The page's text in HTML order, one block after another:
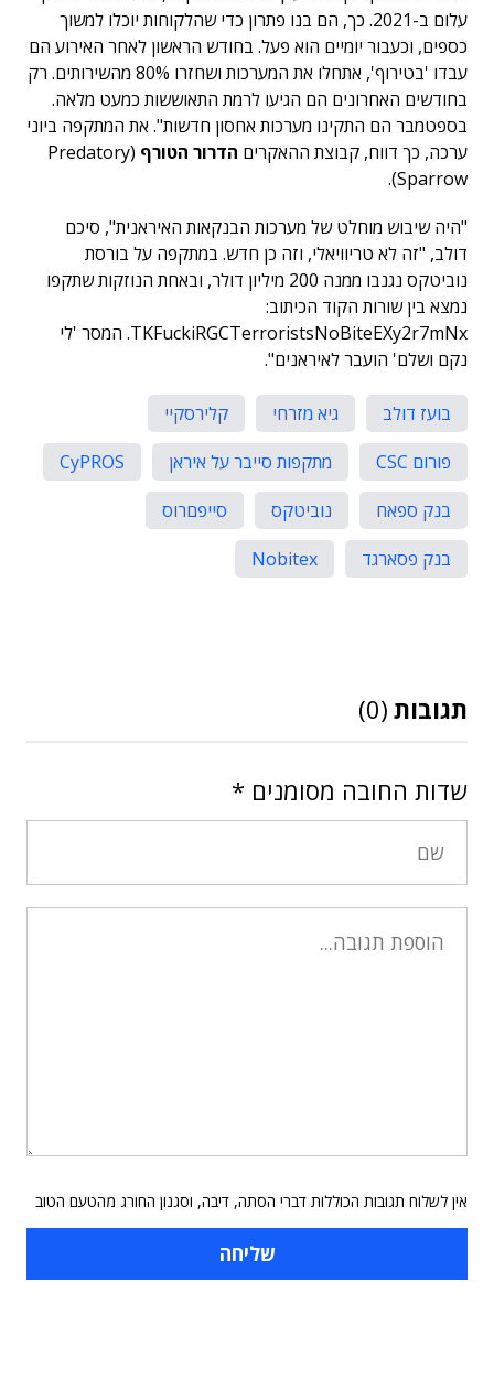
עלום ב-2021. כך, הם בנו פתרון כדי שהלקוחות יוכלו למשוך
כספים, וכעבור יומיים הוא פעל. בחודש הראשון לאחר האירוע הם
עבדו 'בטירוף', אתחלו את המערכות ושחזרו 80% מהשירותים. רק
בחודשים האחרונים הם הגיעו לרמת התאוששות כמעט מלאה.
בספטמבר הם התקינו מערכות אחסון חדשות". את המתקפה ביוני
ערכה, כך דווח, קבוצת ההאקרים הדרור הטורף (Predatory
Sparrow).
"היה שיבוש מוחלט של מערכות הבנקאות האיראנית", סיכם
דולב, "זה לא טריוויאלי, וזה כן חדש. במתקפה על בורסת
נוביטקס נגנבו ממנה 200 מיליון דולר, ובאחת הנוזקות שתקפו
נמצא בין שורות הקוד הכיתוב:
TKFuckiRGCTerroristsNoBiteEXy2r7mNx. המסר 'לי
נקם ושלם' הועבר לאיראנים".
בועז דולב גיא מזרחי
קלירסקיי
פורום CSC
מתקפות סייבר על איראן
CyPROS
בנק ספאח
נוביטקס
סייפםרוס
בנק פסארגד
Nobitex
תגובות (0)
שדות החובה מסומנים *
אין לשלוח תגובות הכוללות דברי הסתה, דיבה, וסגנון החורג מהטעם הטוב